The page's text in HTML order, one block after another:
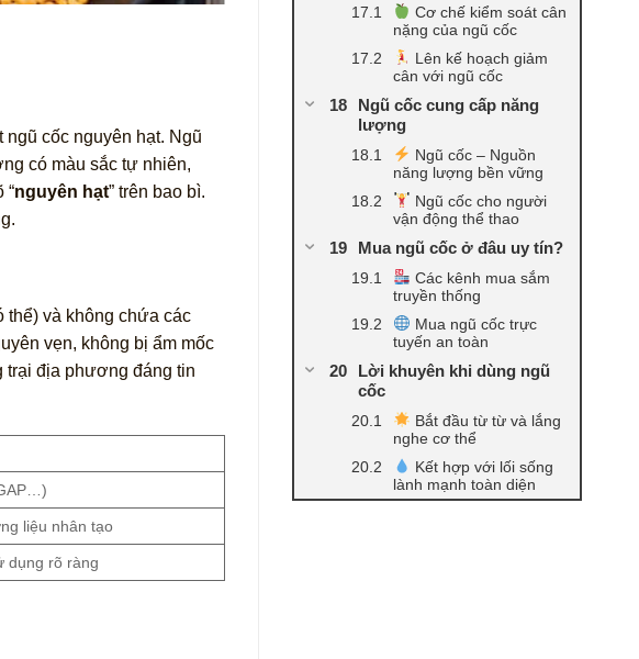
cốc nguyên hạt. Ngũ
có màu sắc tự nhiên,
“nguyên hạt” trên bao bì.
thể) và không chứa các
vẹn, không bị ẩm mốc
trại địa phương đáng tin
liệu nhân tạo
dụng rõ ràng
Cơ chế kiểm soát cân
nặng của ngũ cốc
Lên kế hoạch giảm
cân với ngũ cốc
Ngũ cốc cung cấp năng
lượng
Ngũ cốc – Nguồn
năng lượng bền vững
Ngũ cốc cho người
vận động thể thao
Mua ngũ cốc ở đâu uy tín?
Các kênh mua sắm
truyền thống
Mua ngũ cốc trực
tuyến an toàn
Lời khuyên khi dùng ngũ
cốc
Bắt đầu từ từ và lắng
nghe cơ thể
Kết hợp với lối sống
lành mạnh toàn diện